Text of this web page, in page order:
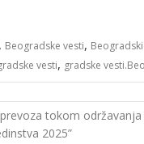
, Beogradske vesti,
vesti, gradske
tokom održavanja
2025”